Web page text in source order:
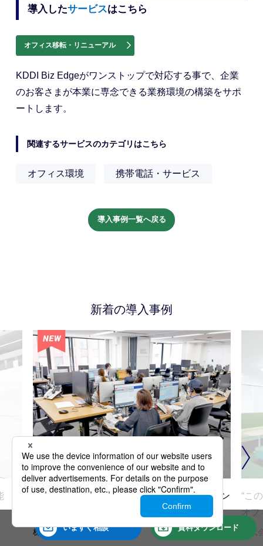
いますぐ相談 資料ダウンロード
導入したサービスはこちら
オフィス移転・リニューアル
KDDI Biz Edgeがワンストップで対応する事で、企業
のお客さまが本業に専念できる業務環境の構築をサポ
ートします。
関連するサービスのカテゴリはこちら
オフィス環境 携帯電話・サービス
導入事例一覧へ戻る
新着の導入事例
人材獲得競争に勝つ、定着率の高いコールセン
株式会社TOPCREW
“こ
オフ
株